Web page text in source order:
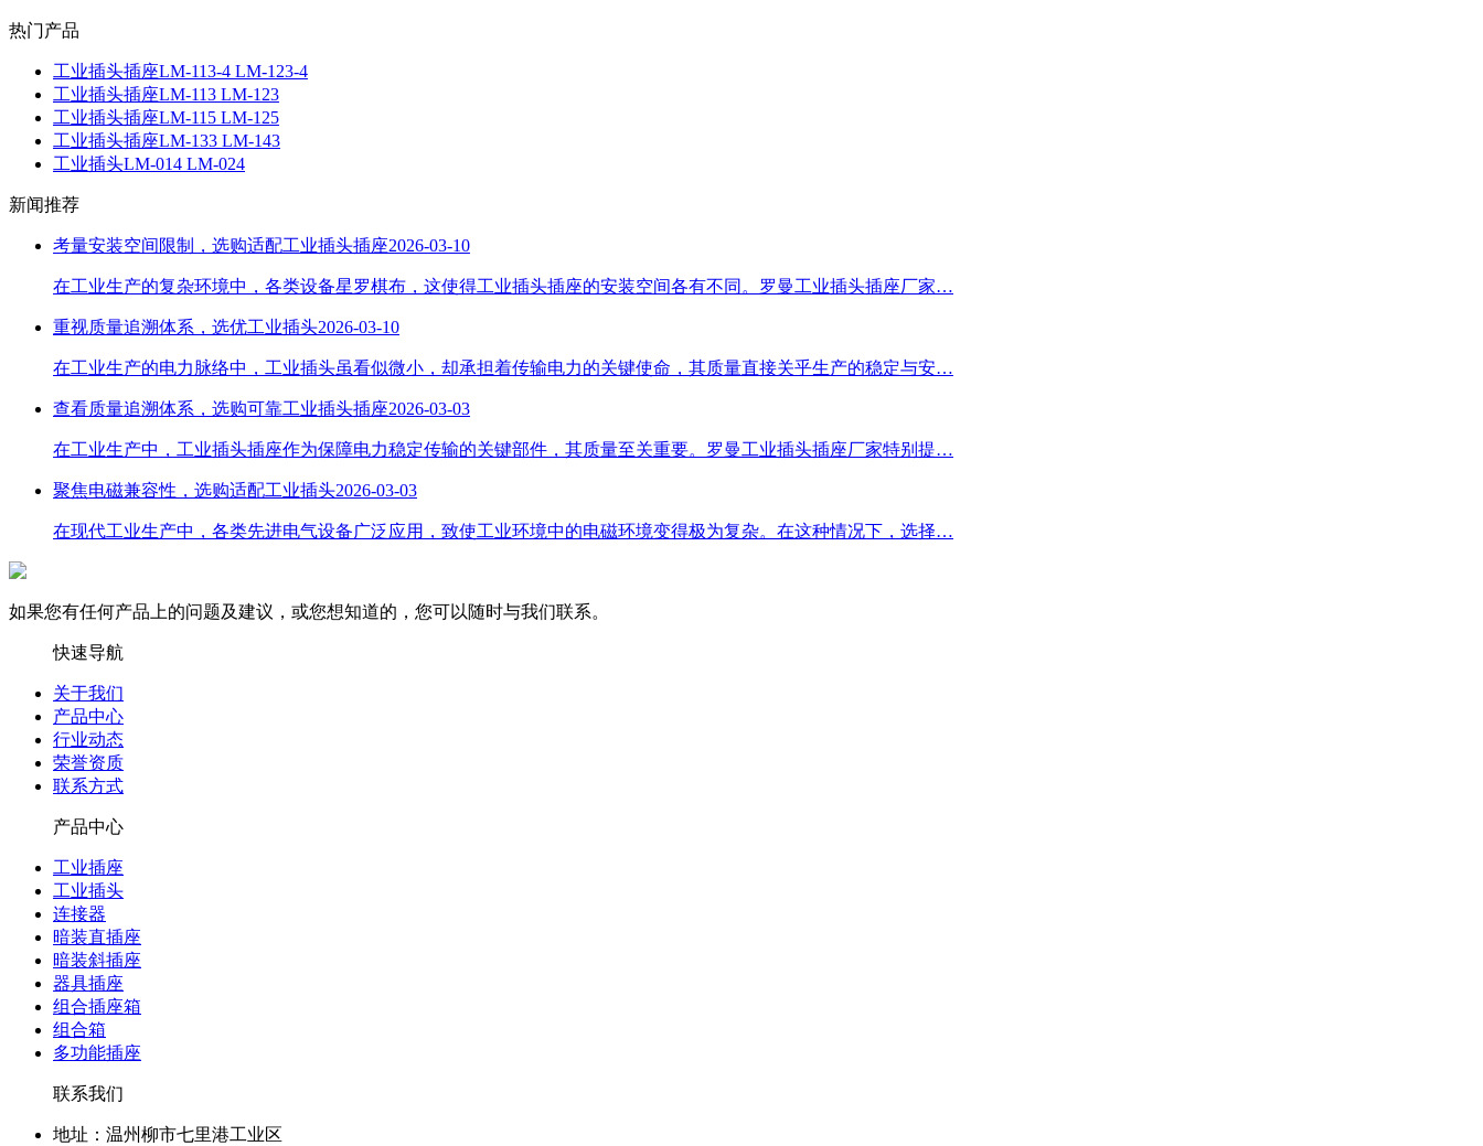
热门产品
工业插头插座LM-113-4 LM-123-4
工业插头插座LM-113 LM-123
工业插头插座LM-115 LM-125
工业插头插座LM-133 LM-143
工业插头LM-014 LM-024
新闻推荐
考量安装空间限制，选购适配工业插头插座2026-03-10
在工业生产的复杂环境中，各类设备星罗棋布，这使得工业插头插座的安装空间各有不同。罗曼工业插头插座厂家…
重视质量追溯体系，选优工业插头2026-03-10
在工业生产的电力脉络中，工业插头虽看似微小，却承担着传输电力的关键使命，其质量直接关乎生产的稳定与安…
查看质量追溯体系，选购可靠工业插头插座2026-03-03
在工业生产中，工业插头插座作为保障电力稳定传输的关键部件，其质量至关重要。罗曼工业插头插座厂家特别提…
聚焦电磁兼容性，选购适配工业插头2026-03-03
在现代工业生产中，各类先进电气设备广泛应用，致使工业环境中的电磁环境变得极为复杂。在这种情况下，选择…
如果您有任何产品上的问题及建议，或您想知道的，您可以随时与我们联系。
快速导航
关于我们
产品中心
行业动态
荣誉资质
联系方式
产品中心
工业插座
工业插头
连接器
暗装直插座
暗装斜插座
器具插座
组合插座箱
组合箱
多功能插座
联系我们
地址：温州柳市七里港工业区